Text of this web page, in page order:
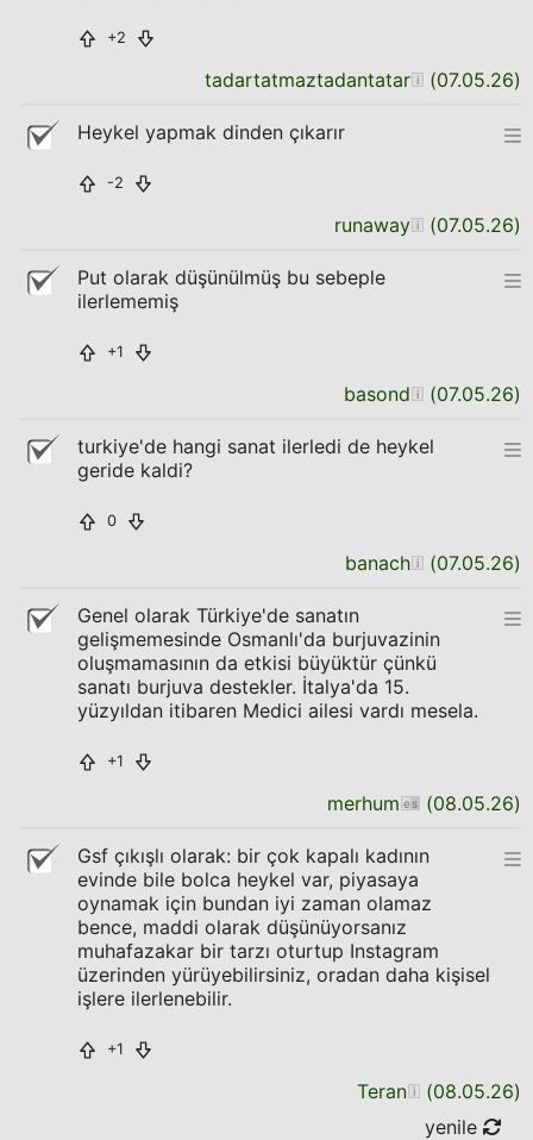
+2
tadartatmaztadantatar (07.05.26)
Heykel yapmak dinden çıkarır
-2
runaway (07.05.26)
Put olarak düşünülmüş bu sebeple
ilerlememiş
+1
basond (07.05.26)
turkiye'de hangi sanat ilerledi de heykel
geride kaldi?
0
banach (07.05.26)
Genel olarak Türkiye'de sanatın
gelişmemesinde Osmanlı'da burjuvazinin
oluşmamasının da etkisi büyüktür çünkü
sanatı burjuva destekler. İtalya'da 15.
yüzyıldan itibaren Medici ailesi vardı mesela.
+1
merhum (08.05.26)
Gsf çıkışlı olarak: bir çok kapalı kadının
evinde bile bolca heykel var, piyasaya
oynamak için bundan iyi zaman olamaz
bence, maddi olarak düşünüyorsanız
muhafazakar bir tarzı oturtup Instagram
üzerinden yürüyebilirsiniz, oradan daha kişisel
işlere ilerlenebilir.
+1
Teran (08.05.26)
yenile